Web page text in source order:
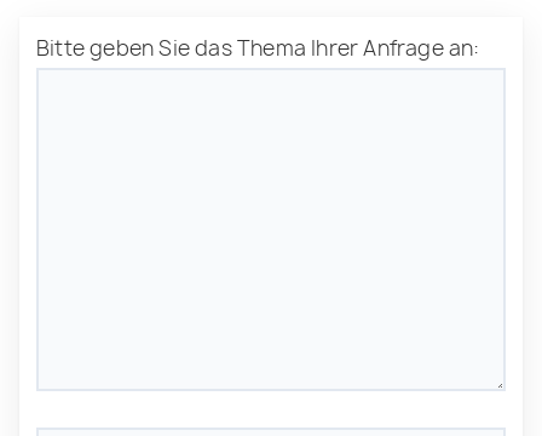
Bitte geben Sie das Thema Ihrer Anfrage an: